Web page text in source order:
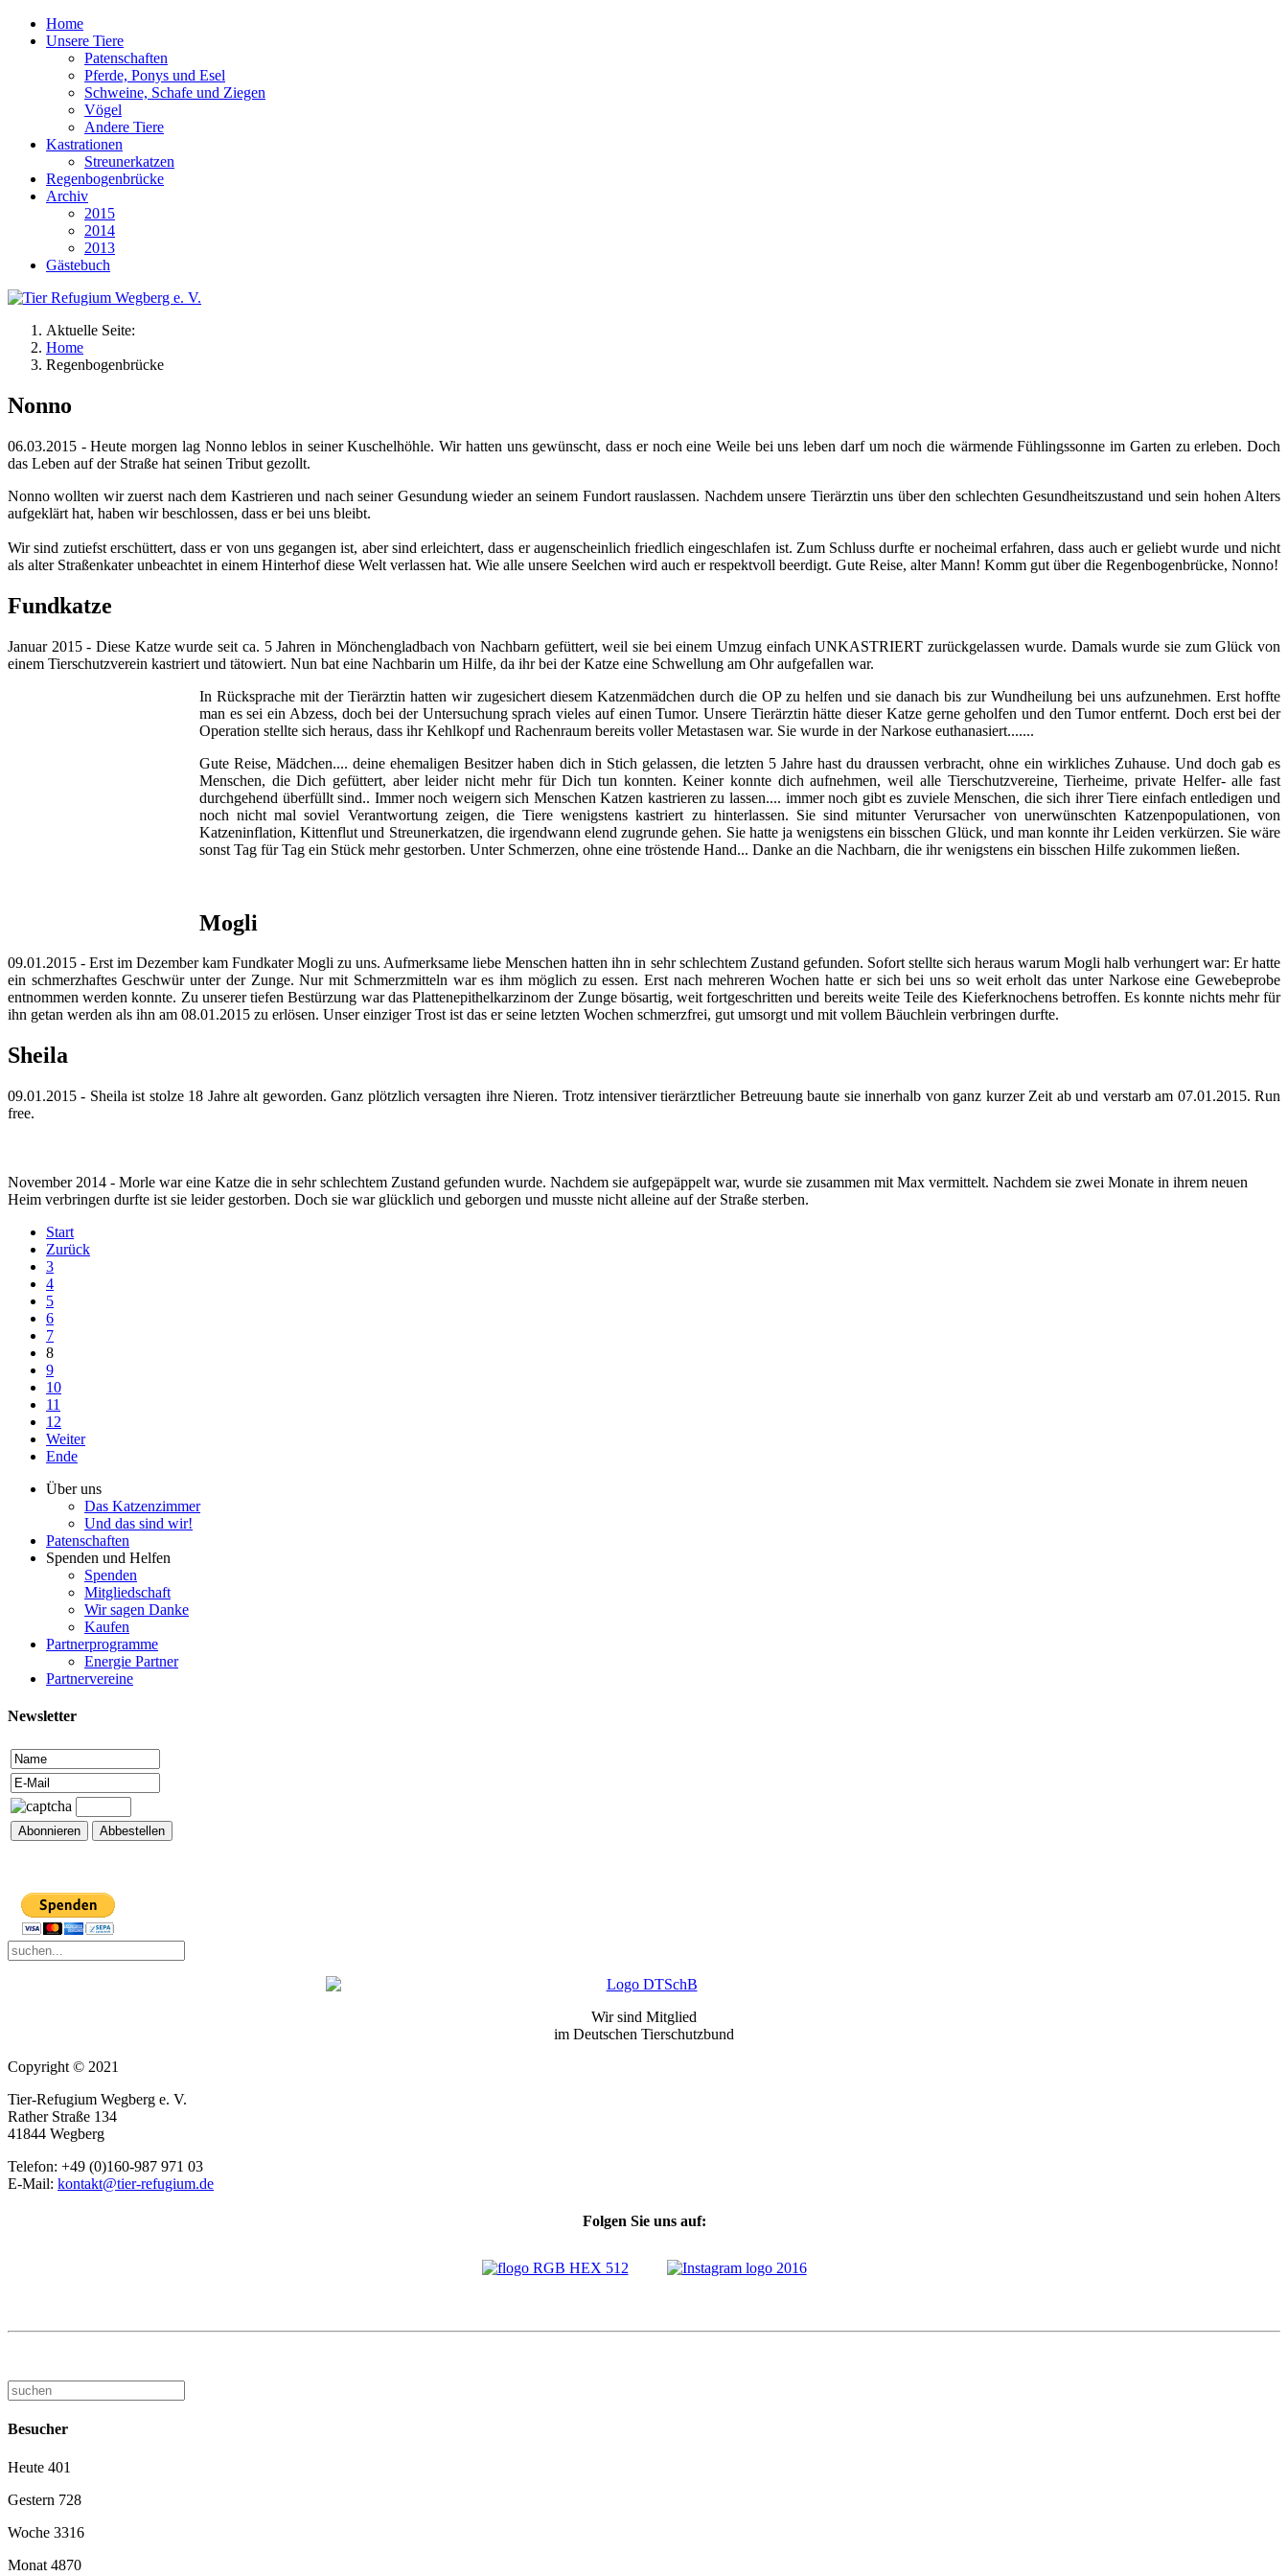
Home
Unsere Tiere
Patenschaften
Pferde, Ponys und Esel
Schweine, Schafe und Ziegen
Vögel
Andere Tiere
Kastrationen
Streunerkatzen
Regenbogenbrücke
Archiv
2015
2014
2013
Gästebuch
Aktuelle Seite:
Home
Regenbogenbrücke
Nonno
06.03.2015 - Heute morgen lag Nonno leblos in seiner Kuschelhöhle. Wir hatten uns gewünscht, dass er noch eine Weile bei uns leben darf um noch die wärmende Fühlingssonne im Garten zu erleben. Doch
das Leben auf der Straße hat seinen Tribut gezollt.
Nonno wollten wir zuerst nach dem Kastrieren und nach seiner Gesundung wieder an seinem Fundort rauslassen. Nachdem unsere Tierärztin uns über den schlechten Gesundheitszustand und sein hohen Alters
aufgeklärt hat, haben wir beschlossen, dass er bei uns bleibt.
Wir sind zutiefst erschüttert, dass er von uns gegangen ist, aber sind erleichtert, dass er augenscheinlich friedlich eingeschlafen ist. Zum Schluss durfte er nocheimal erfahren, dass auch er geliebt wurde und nicht
als alter Straßenkater unbeachtet in einem Hinterhof diese Welt verlassen hat. Wie alle unsere Seelchen wird auch er respektvoll beerdigt. Gute Reise, alter Mann! Komm gut über die Regenbogenbrücke, Nonno!
Fundkatze
Januar 2015 - Diese Katze wurde seit ca. 5 Jahren in Mönchengladbach von Nachbarn gefüttert, weil sie bei einem Umzug einfach UNKASTRIERT zurückgelassen wurde. Damals wurde sie zum Glück von
einem Tierschutzverein kastriert und tätowiert. Nun bat eine Nachbarin um Hilfe, da ihr bei der Katze eine Schwellung am Ohr aufgefallen war.
In Rücksprache mit der Tierärztin hatten wir zugesichert diesem Katzenmädchen durch die OP zu helfen und sie danach bis zur Wundheilung bei uns aufzunehmen. Erst hoffte
man es sei ein Abzess, doch bei der Untersuchung sprach vieles auf einen Tumor. Unsere Tierärztin hätte dieser Katze gerne geholfen und den Tumor entfernt. Doch erst bei der
Operation stellte sich heraus, dass ihr Kehlkopf und Rachenraum bereits voller Metastasen war. Sie wurde in der Narkose euthanasiert.......
Gute Reise, Mädchen.... deine ehemaligen Besitzer haben dich in Stich gelassen, die letzten 5 Jahre hast du draussen verbracht, ohne ein wirkliches Zuhause. Und doch gab es
Menschen, die Dich gefüttert, aber leider nicht mehr für Dich tun konnten. Keiner konnte dich aufnehmen, weil alle Tierschutzvereine, Tierheime, private Helfer- alle fast
durchgehend überfüllt sind.. Immer noch weigern sich Menschen Katzen kastrieren zu lassen.... immer noch gibt es zuviele Menschen, die sich ihrer Tiere einfach entledigen und
noch nicht mal soviel Verantwortung zeigen, die Tiere wenigstens kastriert zu hinterlassen. Sie sind mitunter Verursacher von unerwünschten Katzenpopulationen, von
Katzeninflation, Kittenflut und Streunerkatzen, die irgendwann elend zugrunde gehen. Sie hatte ja wenigstens ein bisschen Glück, und man konnte ihr Leiden verkürzen. Sie wäre
sonst Tag für Tag ein Stück mehr gestorben. Unter Schmerzen, ohne eine tröstende Hand... Danke an die Nachbarn, die ihr wenigstens ein bisschen Hilfe zukommen ließen.
Mogli
09.01.2015 - Erst im Dezember kam Fundkater Mogli zu uns. Aufmerksame liebe Menschen hatten ihn in sehr schlechtem Zustand gefunden. Sofort stellte sich heraus warum Mogli halb verhungert war: Er hatte
ein schmerzhaftes Geschwür unter der Zunge. Nur mit Schmerzmitteln war es ihm möglich zu essen. Erst nach mehreren Wochen hatte er sich bei uns so weit erholt das unter Narkose eine Gewebeprobe
entnommen werden konnte. Zu unserer tiefen Bestürzung war das Plattenepithelkarzinom der Zunge bösartig, weit fortgeschritten und bereits weite Teile des Kieferknochens betroffen. Es konnte nichts mehr für
ihn getan werden als ihn am 08.01.2015 zu erlösen. Unser einziger Trost ist das er seine letzten Wochen schmerzfrei, gut umsorgt und mit vollem Bäuchlein verbringen durfte.
Sheila
09.01.2015 - Sheila ist stolze 18 Jahre alt geworden. Ganz plötzlich versagten ihre Nieren. Trotz intensiver tierärztlicher Betreuung baute sie innerhalb von ganz kurzer Zeit ab und verstarb am 07.01.2015. Run
free.
November 2014 - Morle war eine Katze die in sehr schlechtem Zustand gefunden wurde. Nachdem sie aufgepäppelt war, wurde sie zusammen mit Max vermittelt. Nachdem sie zwei Monate in ihrem neuen
Heim verbringen durfte ist sie leider gestorben. Doch sie war glücklich und geborgen und musste nicht alleine auf der Straße sterben.
Start
Zurück
3
4
5
6
7
8
9
10
11
12
Weiter
Ende
Über uns
Das Katzenzimmer
Und das sind wir!
Patenschaften
Spenden und Helfen
Spenden
Mitgliedschaft
Wir sagen Danke
Kaufen
Partnerprogramme
Energie Partner
Partnervereine
Newsletter
Wir sind Mitglied
im Deutschen Tierschutzbund
Copyright © 2021
Tier-Refugium Wegberg e. V.
Rather Straße 134
41844 Wegberg
Telefon: +49 (0)160-987 971 03
E-Mail: kontakt@tier-refugium.de
Folgen Sie uns auf:
Besucher
Heute 401
Gestern 728
Woche 3316
Monat 4870